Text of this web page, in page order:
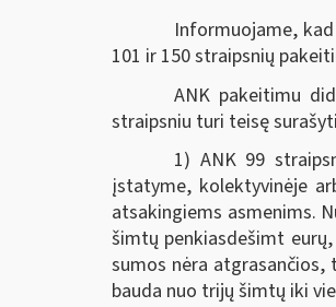
Informuojame,
101 ir 150 straipsnių
ANK pakeitimu
straipsniu turi teisę
1) ANK 99
įstatyme, kolektyvinėje
atsakingiems asmenims.
šimtų penkiasdešimt
sumos nėra
bauda nuo trijų šimtų iki